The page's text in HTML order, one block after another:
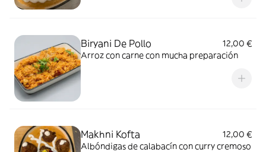
Biryani De Pollo
12,00 €
Arroz con carne con mucha preparación
Makhni Kofta
12,00 €
Albóndigas de calabacín con curry cremoso